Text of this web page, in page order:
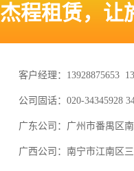
杰程租赁，让
客户经理：13928875653
公司固话：020-34345928
广东公司：广州市番禺区
广西公司：南宁市江南区